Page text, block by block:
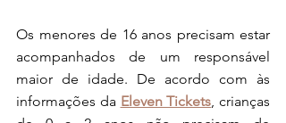
Os menores de 16 anos precisam estar
acompanhados de um responsável
maior de idade. De acordo com às
informações da Eleven Tickets, crianças